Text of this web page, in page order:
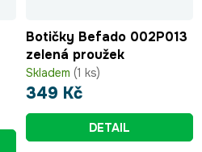
Botičky Befado 002P013
zelená proužek
Skladem (1 ks)
349 Kč
DETAIL